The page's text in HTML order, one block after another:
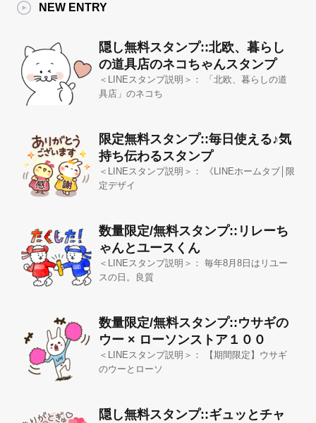
NEW ENTRY
隠し無料スタンプ::北欧、暮らし
の道具店のネコちゃんスタンプ
＜LINEスタンプ説明＞： 「北欧、暮らしの道
具店」のネコち
限定無料スタンプ::毎日使える♪気
持ち伝わるスタンプ
＜LINEスタンプ説明＞： 《LINEホームタブ│限
定デザイ
数量限定/無料スタンプ::リレーち
ゃんとユースくん
＜LINEスタンプ説明＞： 毎年8月8日はリユー
スの日。良質
数量限定/無料スタンプ::ウサギの
ウー × ローソンストア１００
＜LINEスタンプ説明＞： 【期間限定】ウサギ
のウーとローソ
隠し無料スタンプ::ギュッとチャ